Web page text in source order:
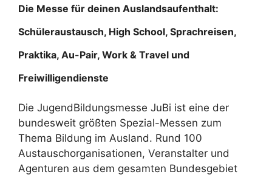
Die Messe für deinen Auslandsaufenthalt:
Schüleraustausch, High School, Sprachreisen,
Praktika, Au-Pair, Work & Travel und
Freiwilligendienste
Die JugendBildungsmesse JuBi ist eine der
bundesweit größten Spezial-Messen zum
Thema Bildung im Ausland. Rund 100
Austauschorganisationen, Veranstalter und
Agenturen aus dem gesamten Bundesgebiet